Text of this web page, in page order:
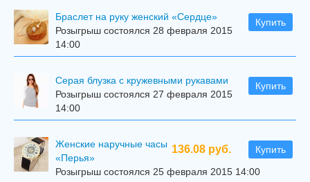
Купить
Браслет на руку женский «Сердце»
Розыгрыш состоялся 28 февраля 2015
14:00
Купить
Серая блузка с кружевными рукавами
Розыгрыш состоялся 27 февраля 2015
14:00
136.08 руб. Купить
Женские наручные часы
«Перья»
Розыгрыш состоялся 25 февраля 2015 14:00